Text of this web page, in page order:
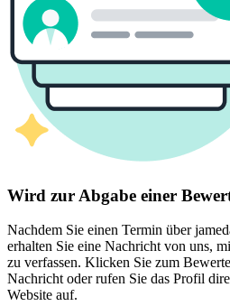
Wird zur Abgabe einer
Nachdem Sie einen Termin über
erhalten Sie eine Nachricht von uns,
zu verfassen. Klicken Sie zum
Nachricht oder rufen Sie das Profil
Website auf.